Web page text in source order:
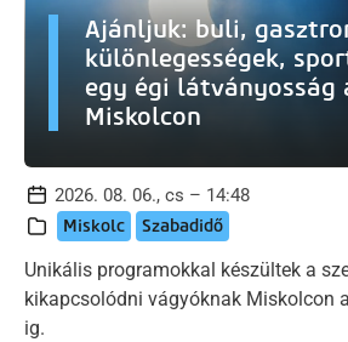
Ajánljuk: buli,
különlegességek,
egy égi látványosság
Miskolcon
2026. 08. 06., cs – 14:48
Miskolc Szabadidő
Unikális programokkal készültek a
kikapcsolódni vágyóknak Miskolcon
ig.